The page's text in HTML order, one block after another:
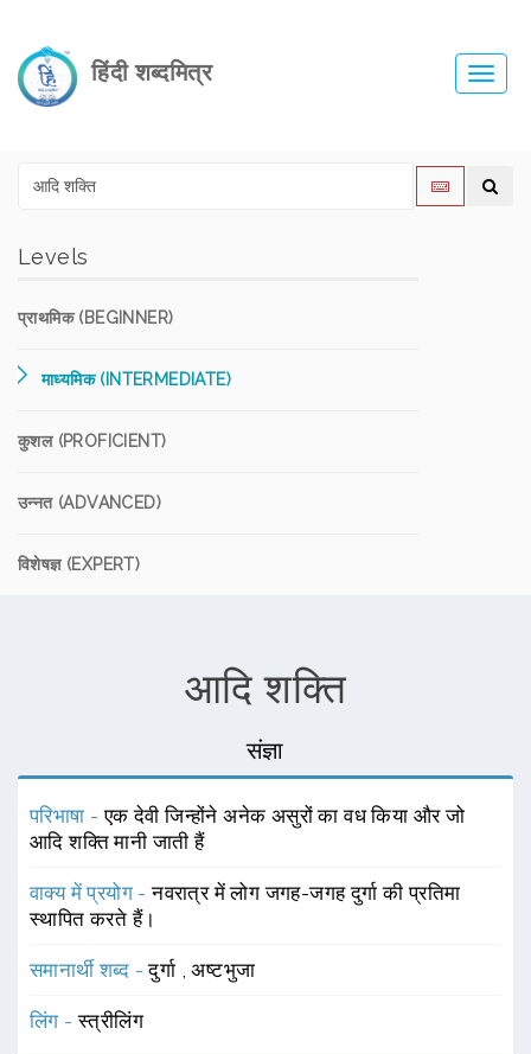
हिंदी शब्दमित्र
Levels
प्राथमिक (BEGINNER)
माध्यमिक (INTERMEDIATE)
कुशल (PROFICIENT)
उन्नत (ADVANCED)
विशेषज्ञ (EXPERT)
आदि शक्ति
संज्ञा
परिभाषा -एक देवी जिन्होंने अनेक असुरों का वध किया और जो
आदि शक्ति मानी जाती हैं
वाक्य में प्रयोग -नवरात्र में लोग जगह-जगह दुर्गा की प्रतिमा
स्थापित करते हैं।
समानार्थी शब्द -दुर्गा ,अष्टभुजा
लिंग -स्त्रीलिंग